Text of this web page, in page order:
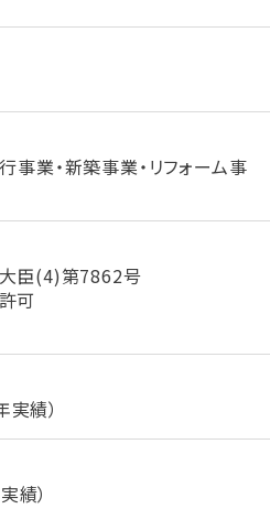
事業・新築事業・リフォーム事
臣(4)第7862号
可
績）
績）